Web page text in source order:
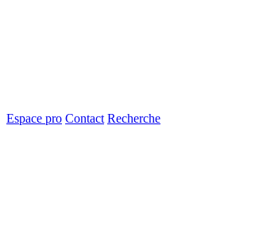
Espace pro Contact Recherche